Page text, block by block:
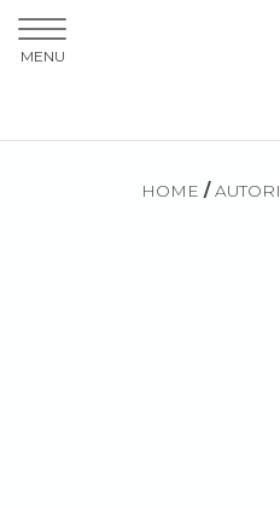
HOME / AUTORI
MENU